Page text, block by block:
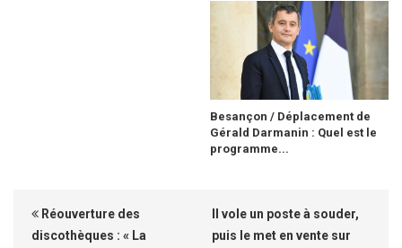
Besançon / Déplacement de
Gérald Darmanin : Quel est le
programme...
Réouverture des
discothèques : « La
Il vole un poste à souder,
puis le met en vente sur